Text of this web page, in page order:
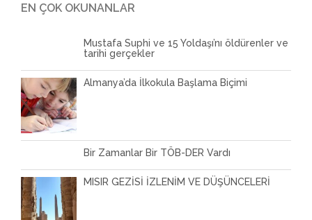
EN ÇOK OKUNANLAR
Mustafa Suphi ve 15 Yoldaşı’nı öldürenler ve
tarihi gerçekler
Almanya’da İlkokula Başlama Biçimi
Bir Zamanlar Bir TÖB-DER Vardı
MISIR GEZİSİ İZLENİM VE DÜŞÜNCELERİ